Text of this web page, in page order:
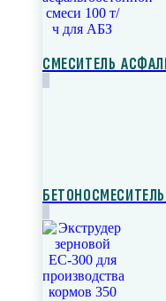
СМЕСИТЕЛЬ